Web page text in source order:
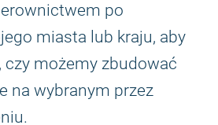
po
miasta lub kraju, aby
czy możemy zbudować
na wybranym przez